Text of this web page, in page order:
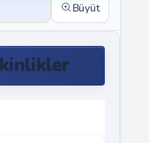
Büyüt